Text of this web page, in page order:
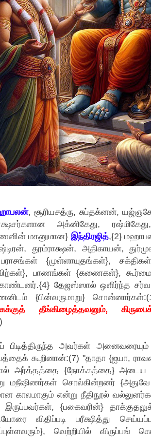
, சூரியசத்ரு, சுப்தக்னன்,
அக்னிகேது,
மகனுமான} இந்திரஜித்,{2}
தூம்ராக்ஷன், அதிகாயன்,
{முள்ளாயுதங்கள்},
பாணங்கள் {கணைகள்},
தேஜஸ்ஸால் ஒளிர்ந்த சர்வ
{பின்வருமாறு}
தீங்கிழைத்தவனும்,
அவர்கள் அனைவரையும்
கூறினான்:(7) "தாதா {ஐயா,
அர்த்தத்தை {நோக்கத்தை} அடைய
மநீஷிணர்கள் சொல்கின்றனர்
காலமாகும் என்று நீதிநூல்
{பகைவரின்}
விதிப்படி பரீக்ஷித்து
வெற்றியில் விருப்பங்